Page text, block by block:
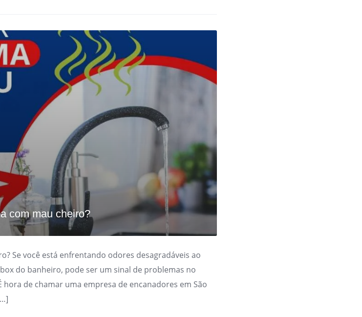
com mau cheiro?
Se você está enfrentando odores desagradáveis ao
do banheiro, pode ser um sinal de problemas no
de chamar uma empresa de encanadores em São